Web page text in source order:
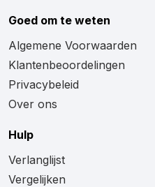
Goed om te weten
Algemene Voorwaarden
Klantenbeoordelingen
Privacybeleid
Over ons
Hulp
Verlanglijst
Vergelijken